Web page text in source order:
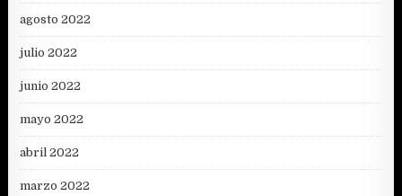
agosto 2022
julio 2022
junio 2022
mayo 2022
abril 2022
marzo 2022